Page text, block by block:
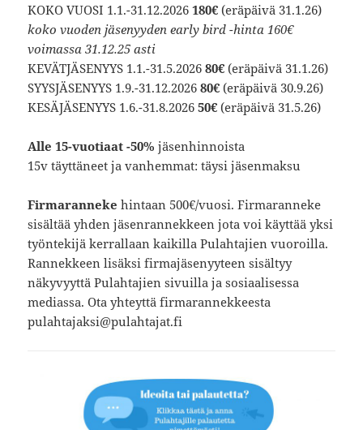
KOKO VUOSI 1.1.-31.12.2026180€ (eräpäivä 31.1.26)
koko vuoden jäsenyyden early bird -hinta 160€
voimassa 31.12.25 asti
KEVÄTJÄSENYYS 1.1.-31.5.202680€ (eräpäivä 31.1.26)
SYYSJÄSENYYS 1.9.-31.12.202680€ (eräpäivä 30.9.26)
KESÄJÄSENYYS 1.6.-31.8.202650€ (eräpäivä 31.5.26)
Alle 15-vuotiaat -50% jäsenhinnoista
15v täyttäneet ja vanhemmat: täysi jäsenmaksu
Firmaranneke hintaan 500€/vuosi. Firmaranneke
sisältää yhden jäsenrannekkeen jota voi käyttää yksi
työntekijä kerrallaan kaikilla Pulahtajien vuoroilla.
Rannekkeen lisäksi firmajäsenyyteen sisältyy
näkyvyyttä Pulahtajien sivuilla ja sosiaalisessa
mediassa. Ota yhteyttä firmarannekkeesta
pulahtajaksi@pulahtajat.fi